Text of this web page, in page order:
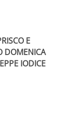
E
DOMENICA
IODICE